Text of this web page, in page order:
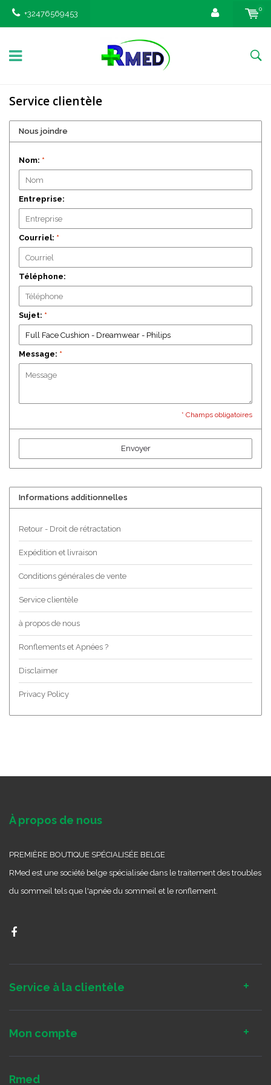
+32476569453
0
Service clientèle
Nous joindre
Nom: *
Entreprise:
Courriel: *
Téléphone:
Sujet: *
Message: *
* Champs obligatoires
Envoyer
Informations additionnelles
Retour - Droit de rétractation
Expédition et livraison
Conditions générales de vente
Service clientèle
à propos de nous
Ronflements et Apnées ?
Disclaimer
Privacy Policy
À propos de nous
PREMIÈRE BOUTIQUE SPÉCIALISÉE BELGE
RMed est une société belge spécialisée dans le traitement des troubles
du sommeil tels que l'apnée du sommeil et le ronflement.
Service à la clientèle
Mon compte
Rmed